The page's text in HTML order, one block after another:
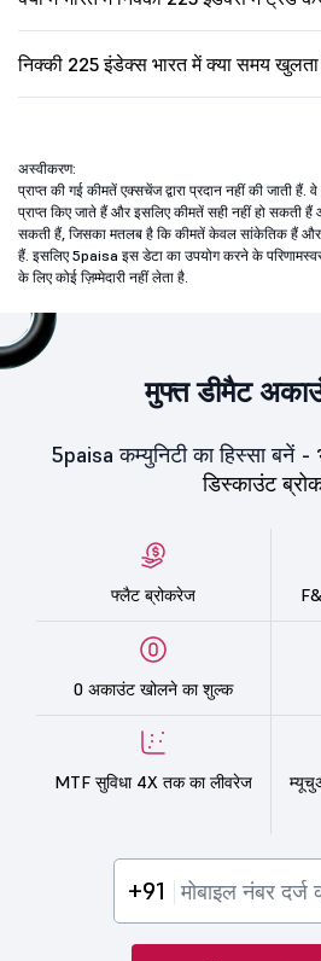
निक्की 225 इंडेक्स भारत में क्या समय
अस्वीकरण:
प्राप्त की गई कीमतें एक्सचेंज द्वारा प्रदान नहीं की जाती हैं. वे
प्राप्त किए जाते हैं और इसलिए कीमतें सही नहीं हो सकती
सकती हैं, जिसका मतलब है कि कीमतें केवल सांकेतिक हैं और
हैं. इसलिए 5paisa इस डेटा का उपयोग करने के
के लिए कोई ज़िम्मेदारी नहीं लेता है.
मुफ्त डीमैट
5paisa कम्युनिटी का हिस्सा बनें -
डिस्काउंट
फ्लैट ब्रोकरेज
0 अकाउंट खोलने का शुल्क
MTF सुविधा 4X तक का लीवरेज
+91